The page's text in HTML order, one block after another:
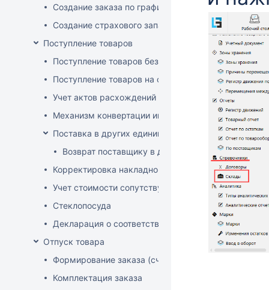
Создание заказа по графику
Создание страхового запаса
Поступление товаров
Поступление товаров без заказа
Поступление товаров на основе заказа
Учет актов расхождений при поступлении товаров
Механизм конвертации инвойсов из иностранной
Поставка в других единицах
Возврат поставщику в других единицах
Корректировка накладной (РФ)
Учет стоимости сопутствующих услуг в приходе
Стеклопосуда
Декларация о соответствии
Отпуск товара
Формирование заказа (счета-фактуры)
Комплектация заказа